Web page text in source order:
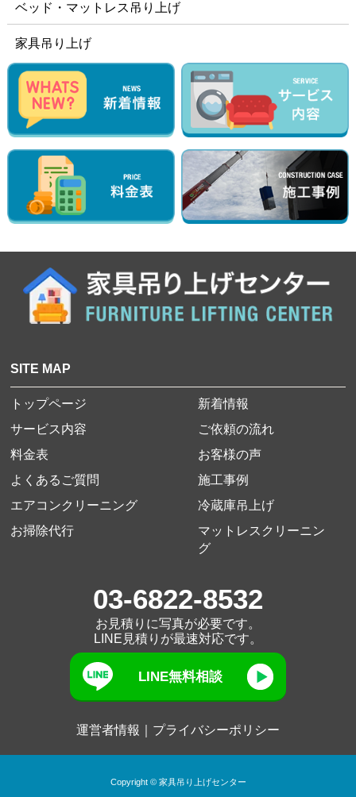
ベッド・マットレス吊り上げ
家具吊り上げ
SITE MAP
トップページ
新着情報
サービス内容
ご依頼の流れ
料金表
お客様の声
よくあるご質問
施工事例
エアコンクリーニング
冷蔵庫吊上げ
お掃除代⾏
マットレスクリーニン
グ
03-6822-8532
お見積りに写真が必要です。
LINE見積りが最速対応です。
LINE無料相談
運営者情報 プライバシーポリシー
Copyright © 家具吊り上げセンター